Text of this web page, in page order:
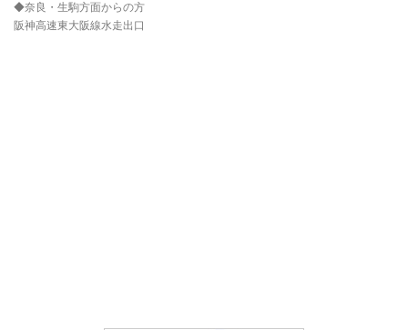
◆奈良・生駒方面からの方
阪神高速東大阪線水走出口